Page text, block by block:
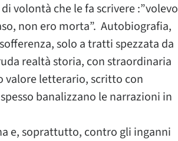
volontà che le fa scrivere :”volevo
non ero morta”. Autobiografia,
solo a tratti spezzata da
realtà storia, con straordinaria
valore letterario, scritto con
banalizzano le narrazioni in
e, soprattutto, contro gli inganni